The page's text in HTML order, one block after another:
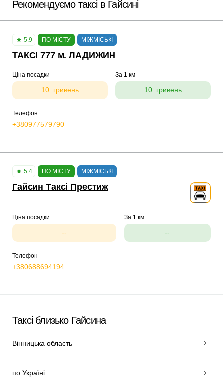
Рекомендуємо таксі в Гайсині
5.9 ПО МІСТУ МІЖМІСЬКІ
ТАКСІ 777 м. ЛАДИЖИН
Ціна посадки
10 гривень
За 1 км
10 гривень
Телефон
+380977579790
5.4 ПО МІСТУ МІЖМІСЬКІ
Гайсин Таксі Престиж
Ціна посадки
--
За 1 км
--
Телефон
+380688694194
Таксі близько Гайсина
Вінницька область
по Україні